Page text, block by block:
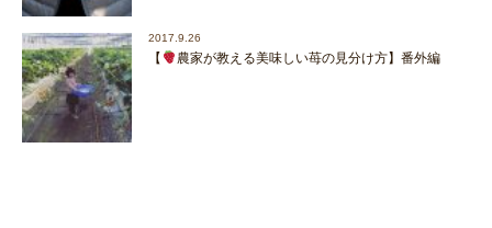
2017.9.26
【 農家が教える美味しい苺の見分け方】番外編